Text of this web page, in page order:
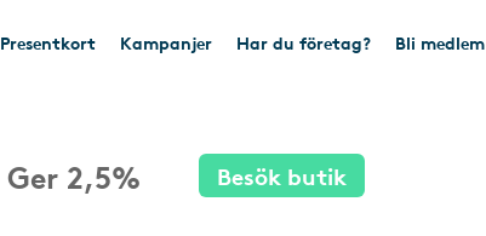
Presentkort Kampanjer Har du företag? Bli medlem
Ger 2,5% Besök butik